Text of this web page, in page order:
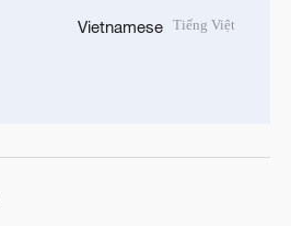
Vietnamese Tiếng Việt